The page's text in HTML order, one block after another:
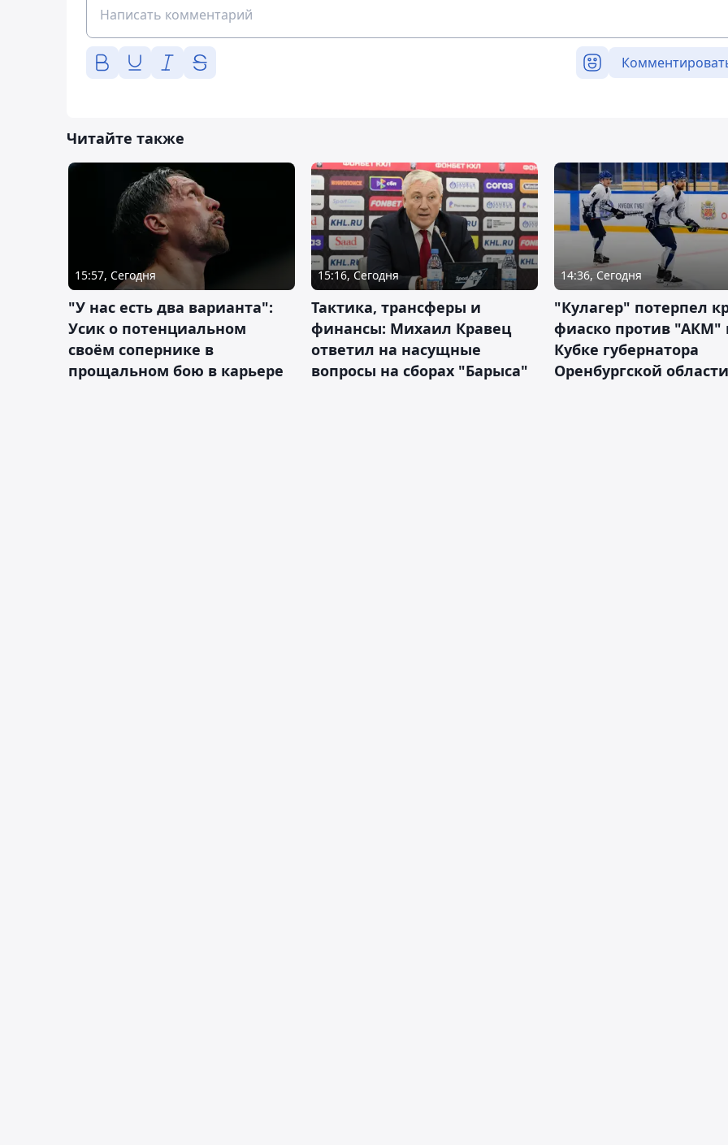
Читайте также
15:57, Сегодня
"У нас есть два варианта":
Усик о потенциальном
своём сопернике в
прощальном бою в карьере
15:16, Сегодня
Тактика, трансферы и
финансы: Михаил Кравец
ответил на насущные
вопросы на сборах "Барыса"
14:36, Сегодня
"Кулагер" потерпел
фиаско против "АКМ"
Кубке губернатора
Оренбургской области